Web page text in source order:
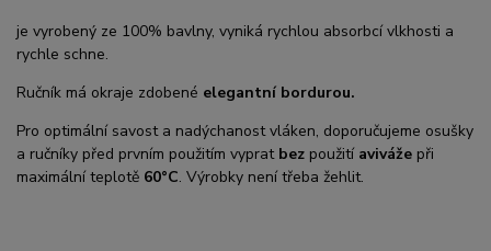
je vyrobený ze 100% bavlny, vyniká rychlou absorbcí vlkhosti a
rychle schne.
Ručník má okraje zdobené elegantní bordurou.
Pro optimální savost a nadýchanost vláken, doporučujeme osušky
a ručníky před prvním použitím vyprat bez použití aviváže při
maximální teplotě 60°C. Výrobky není třeba žehlit.